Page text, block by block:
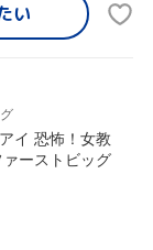
い
イ 恐怖！女教
ーストビッグ